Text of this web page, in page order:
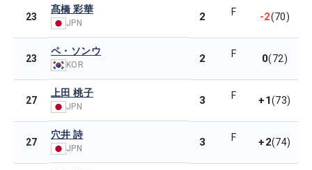
23
髙橋 彩華
JPN 2 F -2(70)
23
ペ・ソンウ
KOR 2 F 0(72)
27
上田 桃子
JPN 3 F +1(73)
27
穴井 詩
JPN 3 F +2(74)